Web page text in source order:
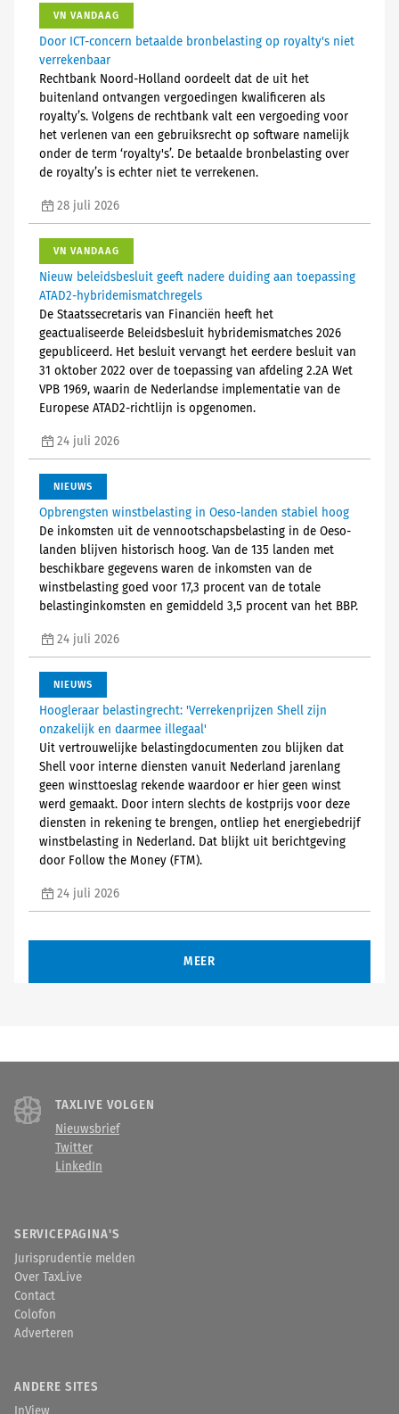
VN VANDAAG
Door ICT-concern betaalde bronbelasting op royalty's niet
verrekenbaar
Rechtbank Noord-Holland oordeelt dat de uit het
buitenland ontvangen vergoedingen kwalificeren als
royalty’s. Volgens de rechtbank valt een vergoeding voor
het verlenen van een gebruiksrecht op software namelijk
onder de term ‘royalty's’. De betaalde bronbelasting over
de royalty’s is echter niet te verrekenen.
28 juli 2026
VN VANDAAG
Nieuw beleidsbesluit geeft nadere duiding aan toepassing
ATAD2-hybridemismatchregels
De Staatssecretaris van Financiën heeft het
geactualiseerde Beleidsbesluit hybridemismatches 2026
gepubliceerd. Het besluit vervangt het eerdere besluit van
31 oktober 2022 over de toepassing van afdeling 2.2A Wet
VPB 1969, waarin de Nederlandse implementatie van de
Europese ATAD2-richtlijn is opgenomen.
24 juli 2026
NIEUWS
Opbrengsten winstbelasting in Oeso-landen stabiel hoog
De inkomsten uit de vennootschapsbelasting in de Oeso-
landen blijven historisch hoog. Van de 135 landen met
beschikbare gegevens waren de inkomsten van de
winstbelasting goed voor 17,3 procent van de totale
belastinginkomsten en gemiddeld 3,5 procent van het BBP.
24 juli 2026
NIEUWS
Hoogleraar belastingrecht: 'Verrekenprijzen Shell zijn
onzakelijk en daarmee illegaal'
Uit vertrouwelijke belastingdocumenten zou blijken dat
Shell voor interne diensten vanuit Nederland jarenlang
geen winsttoeslag rekende waardoor er hier geen winst
werd gemaakt. Door intern slechts de kostprijs voor deze
diensten in rekening te brengen, ontliep het energiebedrijf
winstbelasting in Nederland. Dat blijkt uit berichtgeving
door Follow the Money (FTM).
24 juli 2026
MEER
TAXLIVE VOLGEN
Nieuwsbrief
Twitter
LinkedIn
SERVICEPAGINA'S
Jurisprudentie melden
Over TaxLive
Contact
Colofon
Adverteren
ANDERE SITES